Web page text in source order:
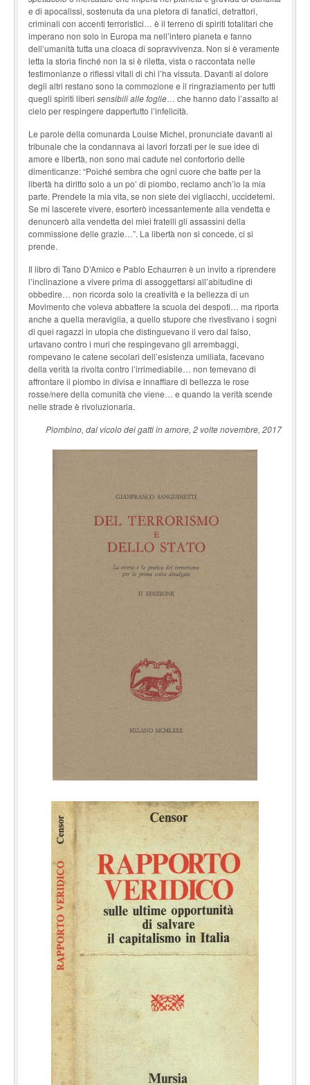
e di apocalissi, sostenuta da una pletora di fanatici, detrattori,
criminali con accenti terroristici… è il terreno di spiriti totalitari che
imperano non solo in Europa ma nell’intero pianeta e fanno
dell’umanità tutta una cloaca di sopravvivenza. Non si è veramente
letta la storia finché non la si è riletta, vista o raccontata nelle
testimonianze o riflessi vitali di chi l’ha vissuta. Davanti al dolore
degli altri restano sono la commozione e il ringraziamento per tutti
quegli spiriti liberi sensibili alle foglie… che hanno dato l’assalto al
cielo per respingere dappertutto l’infelicità.
Le parole della comunarda Louise Michel, pronunciate davanti al
tribunale che la condannava ai lavori forzati per le sue idee di
amore e libertà, non sono mai cadute nel confortorio delle
dimenticanze: “Poiché sembra che ogni cuore che batte per la
libertà ha diritto solo a un po’ di piombo, reclamo anch’io la mia
parte. Prendete la mia vita, se non siete dei vigliacchi, uccidetemi.
Se mi lascerete vivere, esorterò incessantemente alla vendetta e
denuncerò alla vendetta dei miei fratelli gli assassini della
commissione delle grazie…”. La libertà non si concede, ci si
prende.
Il libro di Tano D’Amico e Pablo Echaurren è un invito a riprendere
l’inclinazione a vivere prima di assoggettarsi all’abitudine di
obbedire… non ricorda solo la creatività e la bellezza di un
Movimento che voleva abbattere la scuola dei despoti… ma riporta
anche a quella meraviglia, a quello stupore che rivestivano i sogni
di quei ragazzi in utopia che distinguevano il vero dal falso,
urtavano contro i muri che respingevano gli arrembaggi,
rompevano le catene secolari dell’esistenza umiliata, facevano
della verità la rivolta contro l’irrimediabile… non temevano di
affrontare il piombo in divisa e innaffiare di bellezza le rose
rosse/nere della comunità che viene… e quando la verità scende
nelle strade è rivoluzionaria.
Piombino, dal vicolo dei gatti in amore, 2 volte novembre, 2017